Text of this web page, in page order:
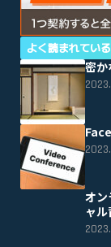
よく読まれてい
密か
オン
ャ